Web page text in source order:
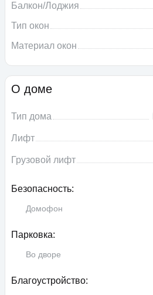
Балкон/Лоджия
Тип окон
Материал окон
О доме
Тип дома
Лифт
Грузовой лифт
Безопасность:
Домофон
Парковка:
Во дворе
Благоустройство: